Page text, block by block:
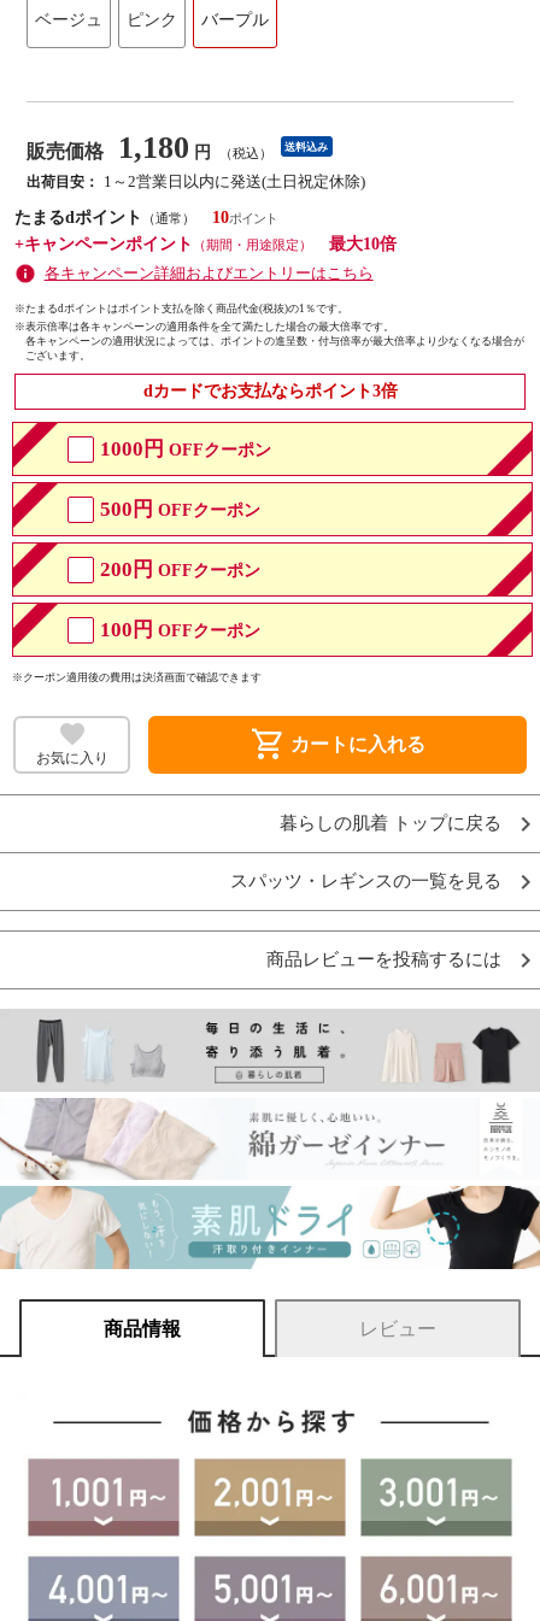
ベージュ ピンク バープル
販売価格 1,180 円 （税込） 送料込み
出荷目安：
1～2営業日以内に発送(土日祝定休除)
たまるdポイント
（通常）
10
+キャンペーンポイント
（期間・用途限定）
最大10倍
各キャンペーン詳細およびエントリーはこちら
※たまるdポイントはポイント支払を除く商品代金(税抜)の1％です。
※表示倍率は各キャンペーンの適用条件を全て満たした場合の最大倍率です。
各キャンペーンの適用状況によっては、ポイントの進呈数・付与倍率が最大倍率より少なくなる場合が
ございます。
dカードでお支払ならポイント3倍
1000円 OFFクーポン
500円 OFFクーポン
200円 OFFクーポン
100円 OFFクーポン
※クーポン適用後の費用は決済画面で確認できます
お気に入り shopping_cart カートに入れる
暮らしの肌着 トップに戻る
スパッツ・レギンスの一覧を見る
商品レビューを投稿するには
商品情報 レビュー